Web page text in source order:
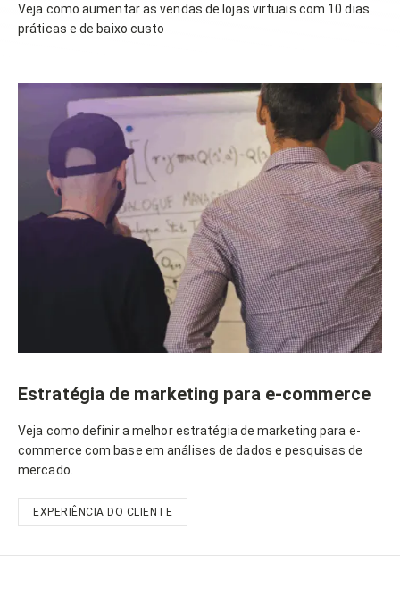
Veja como aumentar as vendas de lojas virtuais com 10 dias
práticas e de baixo custo
Estratégia de marketing para e-commerce
Veja como definir a melhor estratégia de marketing para e-
commerce com base em análises de dados e pesquisas de
mercado.
EXPERIÊNCIA DO CLIENTE